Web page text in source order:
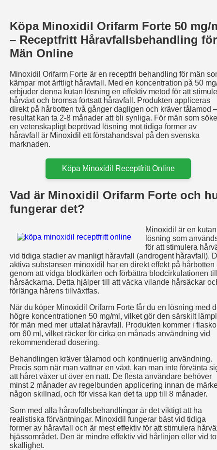
Köpa Minoxidil Orifarm Forte 50 mg/
– Receptfritt Håravfallsbehandling för
Män Online
Minoxidil Orifarm Forte är en receptfri behandling för män
kämpar mot ärftligt håravfall. Med en koncentration på 50
erbjuder denna kutan lösning en effektiv metod för att
hårväxt och bromsa fortsatt håravfall. Produkten appliceras
direkt på hårbotten två gånger dagligen och kräver tålamod –
resultat kan ta 2-8 månader att bli synliga. För män som
en vetenskapligt beprövad lösning mot tidiga former av
håravfall är Minoxidil ett förstahandsval på den svenska
marknaden.
Köpa Minoxidil Receptfritt Online
Vad är Minoxidil Orifarm Forte och
fungerar det?
Minoxidil är en kutan
lösning som
för att stimulera
vid tidiga stadier av manligt håravfall (androgent håravfall).
aktiva substansen minoxidil har en direkt effekt på hårbotten
genom att vidga blodkärlen och förbättra blodcirkulationen
hårsäckarna. Detta hjälper till att väcka vilande hårsäckar
förlänga hårens tillväxtfas.
När du köper Minoxidil Orifarm Forte får du en lösning med
högre koncentrationen 50 mg/ml, vilket gör den särskilt
för män med mer uttalat håravfall. Produkten kommer i
om 60 ml, vilket räcker för cirka en månads användning vid
rekommenderad dosering.
Behandlingen kräver tålamod och kontinuerlig användning.
Precis som när man vattnar en växt, kan man inte förvänta
att håret växer ut över en natt. De flesta användare behöver
minst 2 månader av regelbunden applicering innan de
någon skillnad, och för vissa kan det ta upp till 8 månader.
Som med alla håravfallsbehandlingar är det viktigt att ha
realistiska förväntningar. Minoxidil fungerar bäst vid tidiga
former av håravfall och är mest effektiv för att stimulera
hjässområdet. Den är mindre effektiv vid hårlinjen eller vid
skallighet.